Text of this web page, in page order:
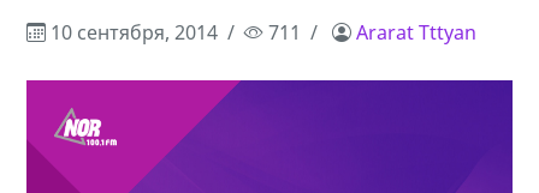
10 сентября, 2014 711 Ararat Tttyan